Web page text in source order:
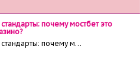
почему мостбет это
почему м…